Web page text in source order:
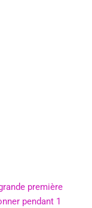
première
pendant 1